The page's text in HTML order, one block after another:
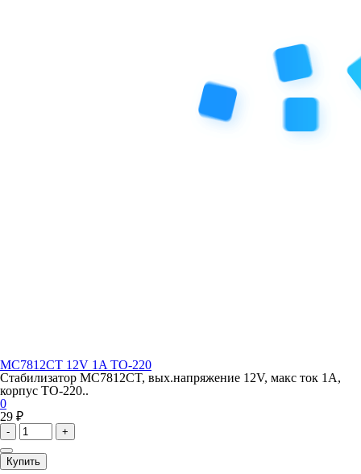
MC7812CT 12V 1A TO-220
Стабилизатор MC7812CT, вых.напряжение 12V, макс ток 1A,
корпус TO-220..
0
29 ₽
- +
Купить